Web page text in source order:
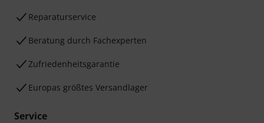
Reparaturservice
Beratung durch Fachexperten
Zufriedenheitsgarantie
Europas größtes Versandlager
Service